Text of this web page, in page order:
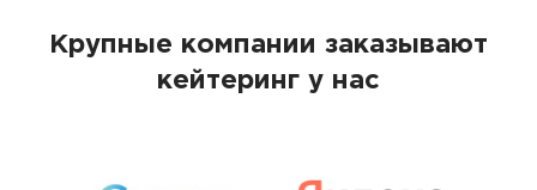
Крупные компании заказывают
кейтеринг у нас